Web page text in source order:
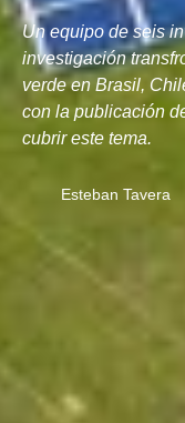
Un equipo de seis
investigación
verde en Brasil,
con la publicación
cubrir este tema.
Esteban Tavera